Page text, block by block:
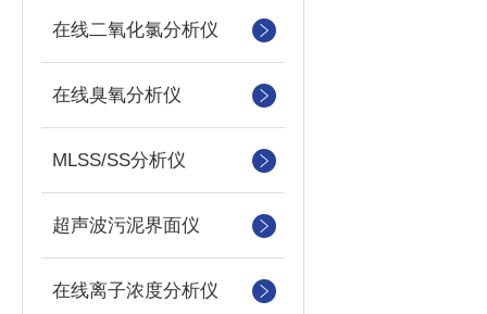
在线二氧化氯分析仪
在线臭氧分析仪
MLSS/SS分析仪
超声波污泥界面仪
在线离子浓度分析仪